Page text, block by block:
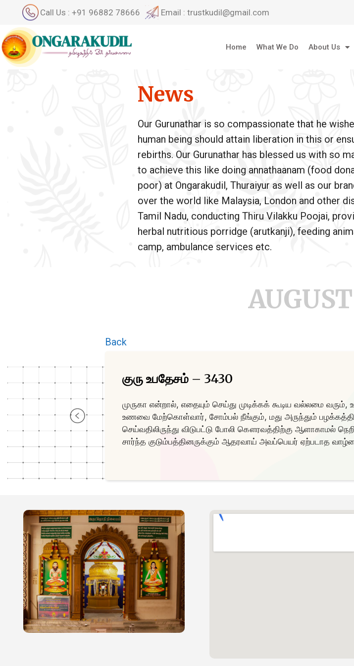
Call Us : +91 96882 78666 Email : trustkudil@gmail.com
Home What We Do About Us
News
Our Gurunathar is so compassionate that he
human being should attain liberation in this or
rebirths. Our Gurunathar has blessed us with so
to achieve this like doing annathaanam (food
poor) at Ongarakudil, Thuraiyur as well as our
over the world like Malaysia, London and other
Tamil Nadu, conducting Thiru Vilakku Poojai,
herbal nutritious porridge (arutkanji), feeding
camp, ambulance services etc.
Back
குரு உபதேசம் – 3430
முருகா என்றால், எதையும் செய்து முடிக்கக் கூடிய வல்லமை
உணவை மேற்கொள்வார், சோம்பல் நீங்கும், மது அருந்தும்
செய்வதிலிருந்து விடுபட்டு போலி கௌரவத்திற்கு ஆளாகாமல்
சார்ந்த குடும்பத்தினருக்கும் ஆதரவாய் அவப்பெயர் ஏற்படாத